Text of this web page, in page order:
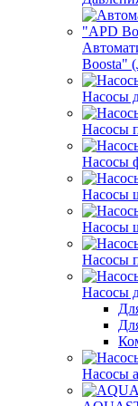
Boosta"
Насосы
Насосы
Насосы
Насосы
Насосы
Насосы
Насосы
Насосы